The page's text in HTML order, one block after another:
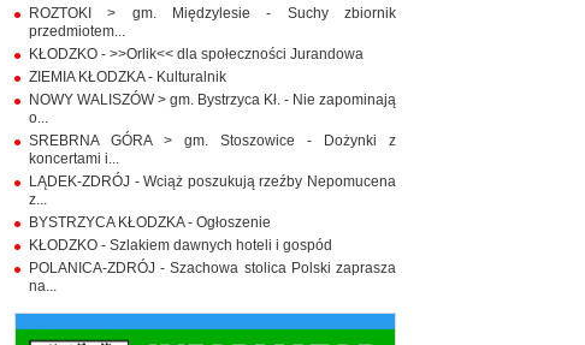
ROZTOKI > gm. Międzylesie - Suchy zbiornik
przedmiotem...
KŁODZKO - >>Orlik<< dla społeczności Jurandowa
ZIEMIA KŁODZKA - Kulturalnik
NOWY WALISZÓW > gm. Bystrzyca Kł. - Nie zapominają
o...
SREBRNA GÓRA > gm. Stoszowice - Dożynki z
koncertami i...
LĄDEK-ZDRÓJ - Wciąż poszukują rzeźby Nepomucena
z...
BYSTRZYCA KŁODZKA - Ogłoszenie
KŁODZKO - Szlakiem dawnych hoteli i gospód
POLANICA-ZDRÓJ - Szachowa stolica Polski zaprasza
na...